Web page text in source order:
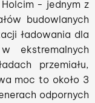
- jednym z
budowlanych
ładowania dla
ekstremalnych
przemiału,
moc to około 3
odpornych